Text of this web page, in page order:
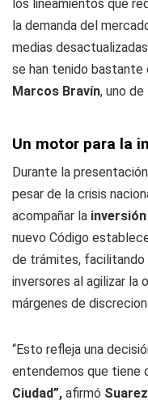
los lineamientos que
la demanda del
medias
se han tenido bastante
Marcos Bravín, uno
Un motor para la
Durante la
pesar de la crisis
acompañar la inversión
nuevo Código
de trámites, facilitando
inversores al agilizar la
márgenes de
“Esto refleja una
entendemos que tiene
Ciudad”, afirmó